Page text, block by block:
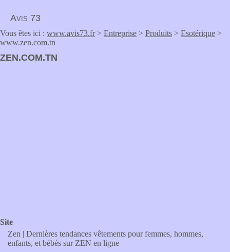
Avis 73
Vous êtes ici : www.avis73.fr> Entreprise > Produits > Esotérique >
www.zen.com.tn
ZEN.COM.TN
Site
Zen | Dernières tendances vêtements pour femmes, hommes,
enfants, et bébés sur ZEN en ligne